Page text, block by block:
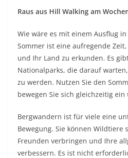
Raus aus Hill Walking am
Wie wäre es mit einem Ausflug in
Sommer ist eine aufregende
und Ihr Land zu erkunden. Es
Nationalparks, die darauf
zu werden. Nutzen Sie den
bewegen Sie sich gleichzeitig ein
Bergwandern ist für viele eine
Bewegung. Sie können Wildtiere
Freunden verbringen und Ihre
verbessern. Es ist nicht